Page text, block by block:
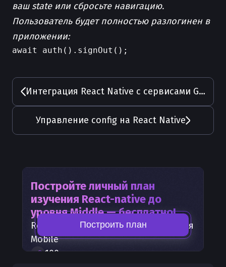
ваш state или сбросьте навигацию.
Пользователь будет полностью разлогинен в
приложении:
Интеграция React Native с сервисами Google
Управление config на React Native
Постройте личный план
изучения React-nativeдо
уровня Middle — бесплатно!
React-native— часть карты развития
Mobile
100+шагов развития
Построить план